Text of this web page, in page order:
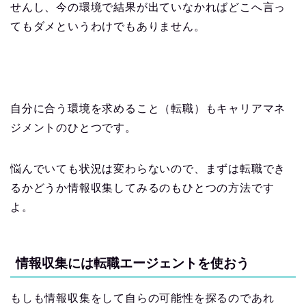
せんし、今の環境で結果が出ていなかればどこへ言っ
てもダメというわけでもありません。
自分に合う環境を求めること（転職）もキャリアマネ
ジメントのひとつです。
悩んでいても状況は変わらないので、まずは転職でき
るかどうか情報収集してみるのもひとつの方法です
よ。
情報収集には転職エージェントを使おう
もしも情報収集をして自らの可能性を探るのであれ